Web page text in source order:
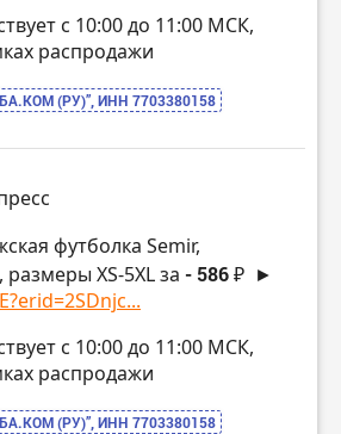
с 10:00 до 11:00 МСК,
распродажи
(РУ)”, ИНН 7703380158
футболка Semir,
, размеры XS-5XL за - 586 ₽ ►
с 10:00 до 11:00 МСК,
распродажи
(РУ)”, ИНН 7703380158